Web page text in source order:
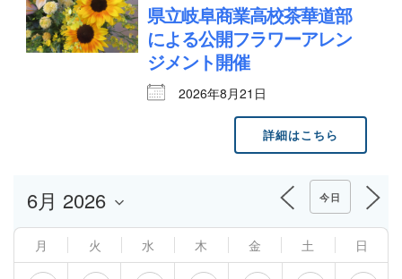
県立岐阜商業高校茶華道部
による公開フラワーアレン
ジメント開催
2026年8月21日
詳細はこちら
今日
月 火 水 木 金 土 日